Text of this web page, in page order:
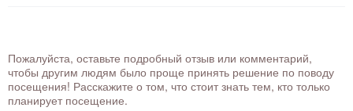
Пожалуйста, оставьте подробный отзыв или комментарий,
чтобы другим людям было проще принять решение по поводу
посещения! Расскажите о том, что стоит знать тем, кто только
планирует посещение.